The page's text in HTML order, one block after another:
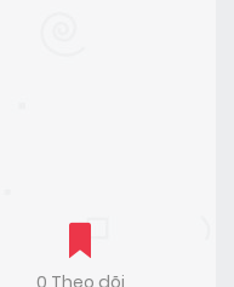
0 Theo dõi